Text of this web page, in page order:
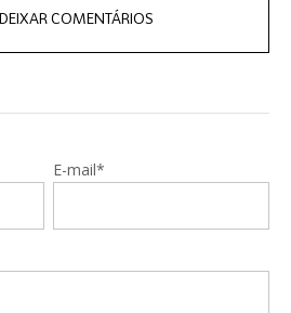
DEIXAR COMENTÁRIOS
E-mail*